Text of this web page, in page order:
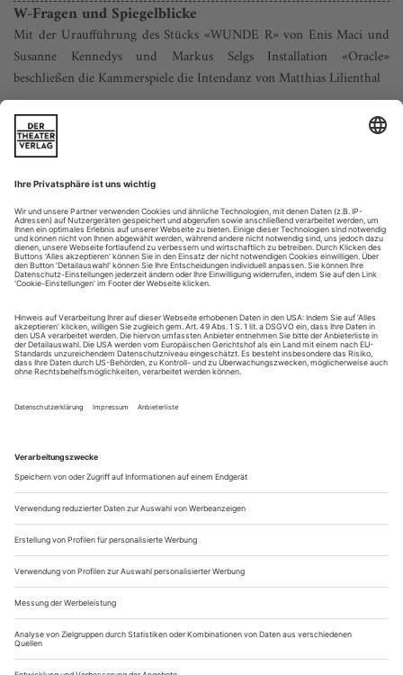
W-Fragen und Spiegelblicke
Mit der Uraufführung des Stücks «WUNDE R» von Enis Maci und
Susanne Kennedys und Markus Selgs Installation «Oracle»
beschließen die Kammerspiele die Intendanz von Matthias Lilienthal
Kurz vor Spielzeitende geht doch noch mal was – und die
Münchner Kammerspiele, die im rasanten Schlussspurt von
Matthias Lilienthals zunehmend erfolgreicher Intendanz vom
Virus so abrupt ausgebremst worden waren, sind schon am
ersten Tag nach der Corona-Zwangspause gleich mit zwei
pandemietauglichen Premieren am Start, deren Probenbeginn
noch vor der Krise lag und...
Internet-Theater: Im Bett mit Gob Squad
Auch die Live-Art-Veteranen Gob Squad haben sich aufs Spiel mit
dem Internet eingelassen, allerdings zu eigenen Bedin­gungen: «Show
Me A Good Time» am Berliner HAU
Squad mit «I Love You, Goodbye (The digital detox edition)»
Düsseldorfer FFT eine Nacht lang spüren, wie es ist, auf
ständige Erreichbarkeit zu verzichten, auf Internet, Handy
und Apps. Erkenntnis: Es ist durchaus eine Her­ausforderung,
Gemeinschaft auf...
Erzählen jenseits von Zuschreibungen
Olivia Wenzels «1000 Serpentinen Angst» ermöglicht eine wirkliche
Begegnung
«IST DEIN HERUNFTSLAND SICHER?
Nach welche Kriterien?»